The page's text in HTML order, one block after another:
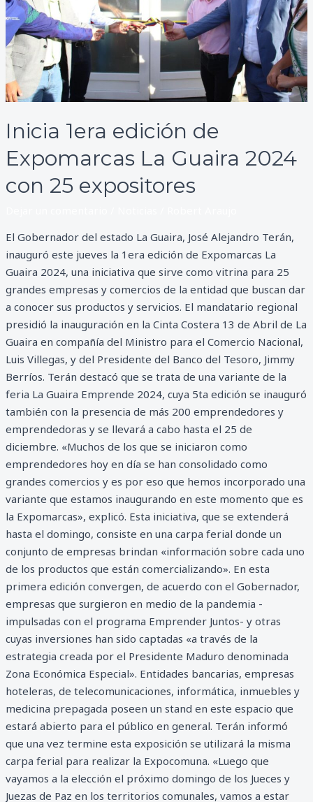
Inicia 1era edición de
Expomarcas La Guaira 2024
con 25 expositores
El Gobernador del estado La Guaira, José Alejandro Terán,
inauguró este jueves la 1era edición de Expomarcas La
Guaira 2024, una iniciativa que sirve como vitrina para 25
grandes empresas y comercios de la entidad que buscan dar
a conocer sus productos y servicios. El mandatario regional
presidió la inauguración en la Cinta Costera 13 de Abril de La
Guaira en compañía del Ministro para el Comercio Nacional,
Luis Villegas, y del Presidente del Banco del Tesoro, Jimmy
Berríos. Terán destacó que se trata de una variante de la
feria La Guaira Emprende 2024, cuya 5ta edición se inauguró
también con la presencia de más 200 emprendedores y
emprendedoras y se llevará a cabo hasta el 25 de
diciembre. «Muchos de los que se iniciaron como
emprendedores hoy en día se han consolidado como
grandes comercios y es por eso que hemos incorporado una
variante que estamos inaugurando en este momento que es
la Expomarcas», explicó. Esta iniciativa, que se extenderá
hasta el domingo, consiste en una carpa ferial donde un
conjunto de empresas brindan «información sobre cada uno
de los productos que están comercializando». En esta
primera edición convergen, de acuerdo con el Gobernador,
empresas que surgieron en medio de la pandemia -
impulsadas con el programa Emprender Juntos- y otras
cuyas inversiones han sido captadas «a través de la
estrategia creada por el Presidente Maduro denominada
Zona Económica Especial». Entidades bancarias, empresas
hoteleras, de telecomunicaciones, informática, inmuebles y
medicina prepagada poseen un stand en este espacio que
estará abierto para el público en general. Terán informó
que una vez termine esta exposición se utilizará la misma
carpa ferial para realizar la Expocomuna. «Luego que
vayamos a la elección el próximo domingo de los Jueces y
Juezas de Paz en los territorios comunales, vamos a estar
Guaira
2024
con
25
expositores